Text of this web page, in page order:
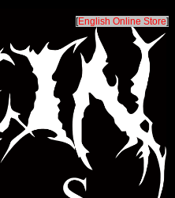
[English Online Store]